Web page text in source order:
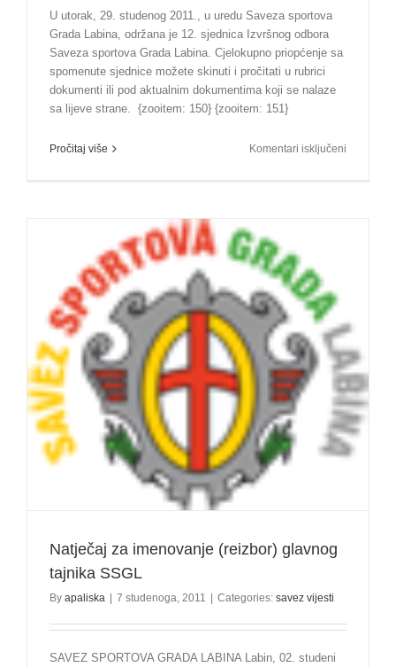
U utorak, 29. studenog 2011., u uredu Saveza sportova
Grada Labina, održana je 12. sjednica Izvršnog odbora
Saveza sportova Grada Labina. Cjelokupno priopćenje sa
spomenute sjednice možete skinuti i pročitati u rubrici
dokumenti ili pod aktualnim dokumentima koji se nalaze
sa lijeve strane. {zooitem: 150} {zooitem: 151}
Pročitaj više Komentari isključeni
Natječaj za imenovanje (reizbor) glavnog
tajnika SSGL
By apaliska 7 studenoga, 2011 Categories: savez vijesti
SAVEZ SPORTOVA GRADA LABINA Labin, 02. studeni